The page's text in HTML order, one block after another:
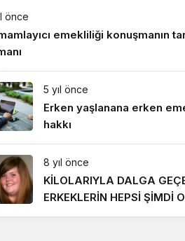
önce
emekliliği konuşmanın
5 yıl önce
Erken yaşlanana erken
hakkı
8 yıl önce
KİLOLARIYLA DALGA
ERKEKLERİN HEPSİ ŞİMDİ
PEŞİNDE! SON HALİ